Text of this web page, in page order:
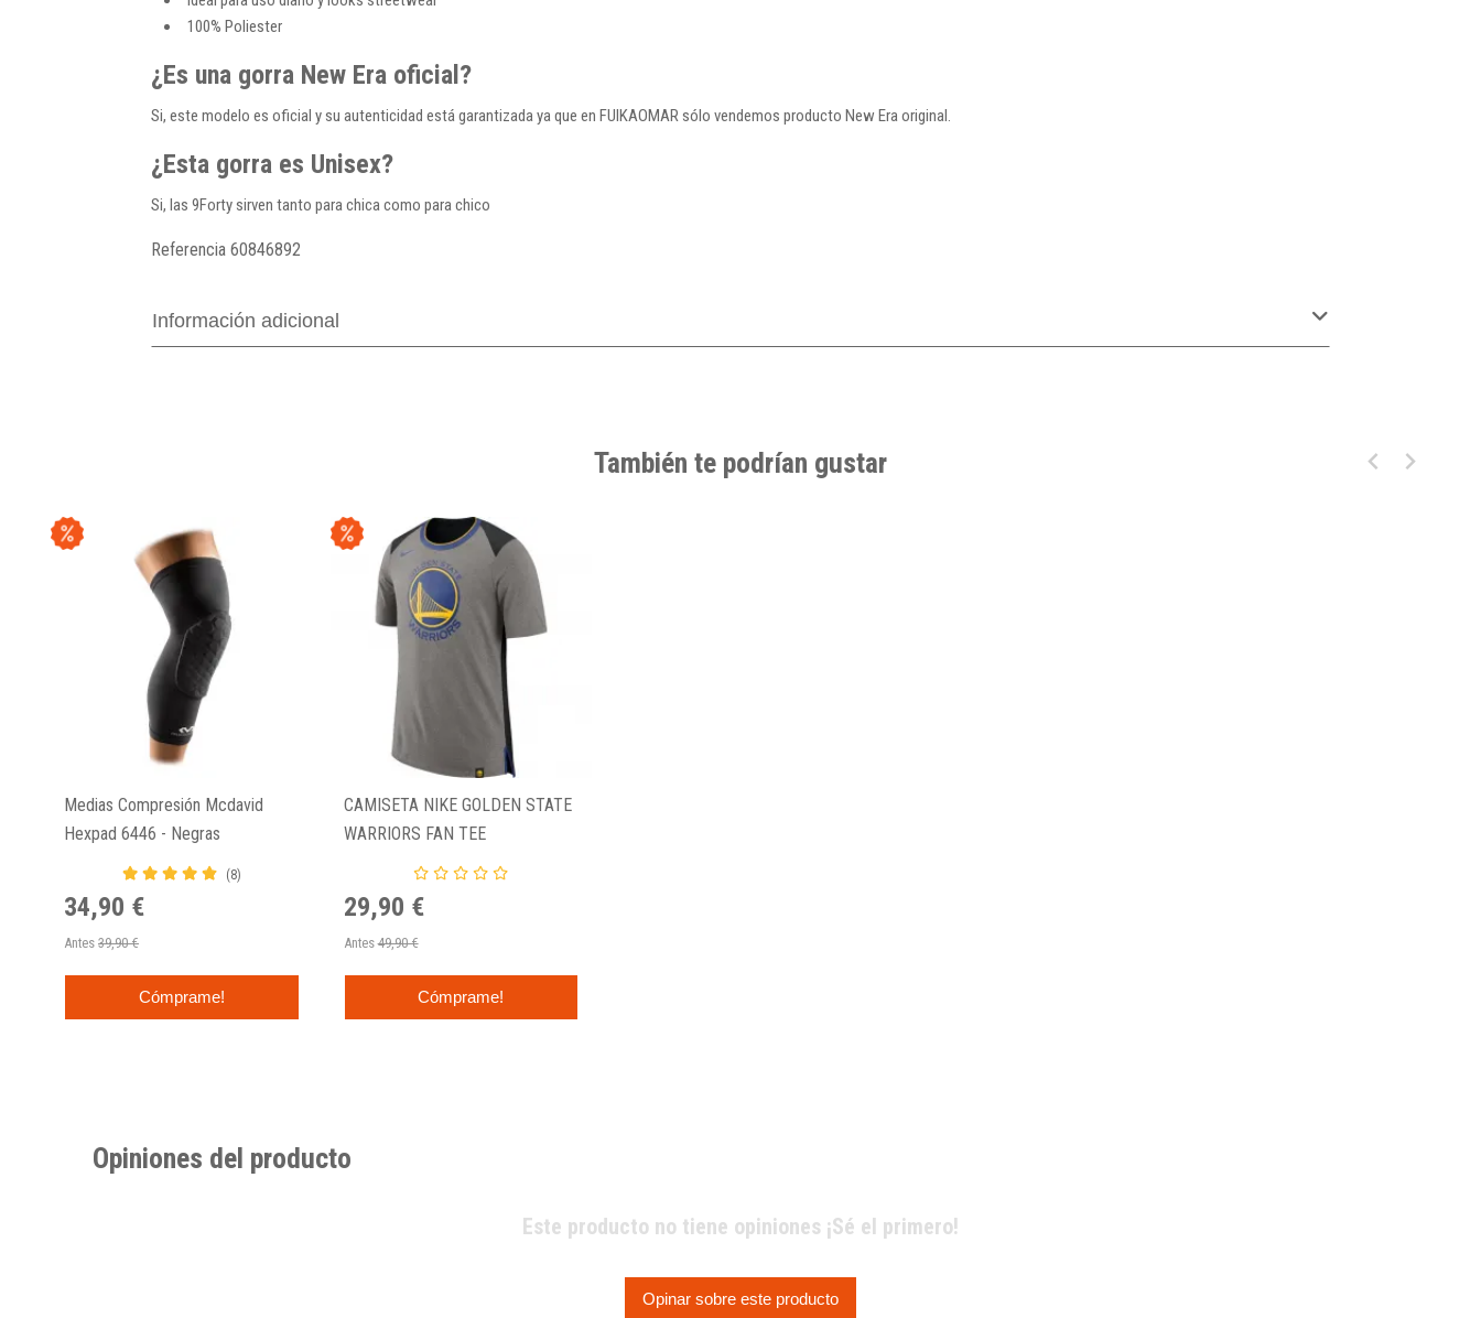
100% Poliester
¿Es una gorra New Era oficial?
Si, este modelo es oficial y su autenticidad está garantizada ya que en FUIKAOMAR sólo vendemos producto New Era original.
¿Esta gorra es Unisex?
Si, las 9Forty sirven tanto para chica como para chico
Referencia 60846892
Información adicional
También te podrían gustar
Medias Compresión Mcdavid
Hexpad 6446 - Negras
(8)
34,90 €
Antes 39,90 €
Cómprame!
CAMISETA NIKE GOLDEN STATE
WARRIORS FAN TEE
29,90 €
Antes 49,90 €
Cómprame!
Opiniones del producto
Este producto no tiene opiniones ¡Sé el primero!
Opinar sobre este producto